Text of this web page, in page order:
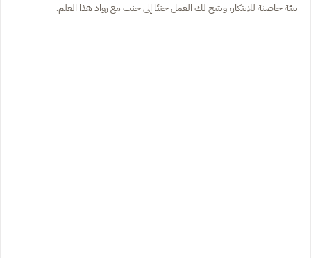
بيئة حاضنة للابتكار، وتتيح لك العمل جنبًا إلى جنب مع رواد هذا العلم.